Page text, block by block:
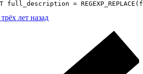
full_description =
лет назад